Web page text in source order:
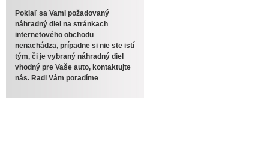
Pokiaľ sa Vami požadovaný
náhradný diel na stránkach
internetového obchodu
nenachádza, prípadne si nie ste istí
tým, či je vybraný náhradný diel
vhodný pre Vaše auto, kontaktujte
nás. Radi Vám poradíme